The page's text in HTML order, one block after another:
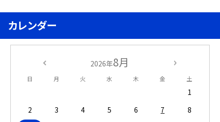
カレンダー
2026年8月
日 月 火 水 木 金 土
1
2
3 4 5 6 7
8